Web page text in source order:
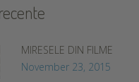
MIRESELE DIN FILME
November 23, 2015